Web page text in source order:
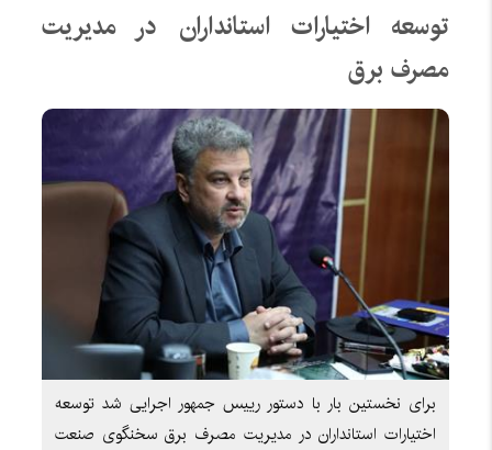
توسعه اختیارات استانداران در مدیریت
مصرف برق
برای نخستین بار با دستور رییس جمهور اجرایی شد توسعه
اختیارات استانداران در مدیریت مصرف برق سخنگوی صنعت